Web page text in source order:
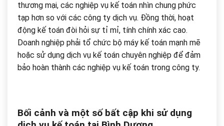
thương mại, các nghiệp vụ kế toán nhìn chung phức
tạp hơn so với các công ty dịch vụ. Đồng thời, hoạt
động kế toán đòi hỏi sự tỉ mỉ, tính chính xác cao.
Doanh nghiệp phải tổ chức bộ máy kế toán mạnh mẽ
hoặc sử dụng dịch vụ kế toán chuyên nghiệp để đảm
bảo hoàn thành các nghiệp vụ kế toán trong công ty.
Bối cảnh và một số bất cập khi sử dụng